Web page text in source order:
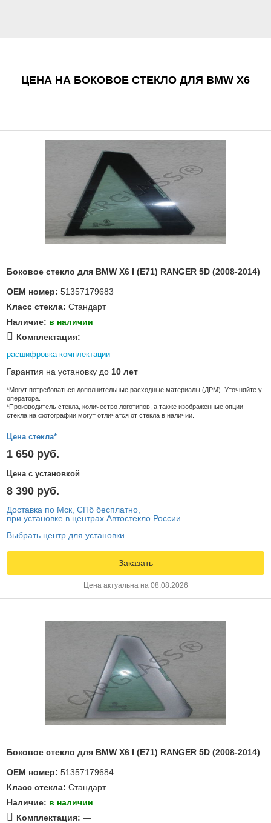
ЦЕНА НА БОКОВОЕ СТЕКЛО ДЛЯ BMW X6
Боковое стекло для BMW X6 I (E71) RANGER 5D (2008-2014)
OEM номер: 51357179683
Класс стекла: Стандарт
Наличие: в наличии
Комплектация: —
расшифровка комплектации
Гарантия на установку до 10 лет
*Могут потребоваться дополнительные расходные материалы (ДРМ). Уточняйте у
оператора.
*Производитель стекла, количество логотипов, а также изображенные опции
стекла на фотографии могут отличатся от стекла в наличии.
Цена стекла*
1 650 руб.
Цена с установкой
8 390 руб.
Доставка по Мск, СПб бесплатно,
при установке в центрах Автостекло России
Выбрать центр для установки
Заказать
Цена актуальна на 08.08.2026
Боковое стекло для BMW X6 I (E71) RANGER 5D (2008-2014)
OEM номер: 51357179684
Класс стекла: Стандарт
Наличие: в наличии
Комплектация: —